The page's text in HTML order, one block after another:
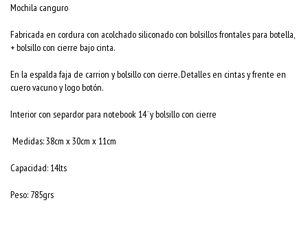
Mochila canguro
Fabricada en cordura con acolchado siliconado con bolsillos frontales para botella,
+ bolsillo con cierre bajo cinta.
En la espalda faja de carrion y bolsillo con cierre. Detalles en cintas y frente en
cuero vacuno y logo botón.
Interior con separdor para notebook 14¨y bolsillo con cierre
Medidas: 38cm x 30cm x 11cm
Capacidad: 14lts
Peso: 785grs